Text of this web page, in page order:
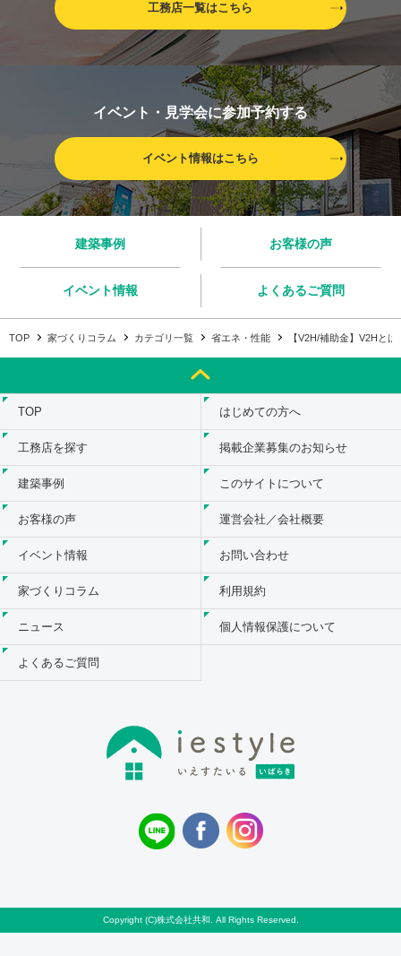
工務店一覧はこちら
イベント・見学会に参加予約する
イベント情報はこちら
建築事例 お客様の声
イベント情報 よくあるご質問
TOP 家づくりコラム カテゴリ一覧 省エネ・性能 【V2H/補助金】V2Hと
TOP
工務店を探す
建築事例
お客様の声
イベント情報
家づくりコラム
ニュース
よくあるご質問
はじめての方へ
掲載企業募集のお知らせ
このサイトについて
運営会社／会社概要
お問い合わせ
利用規約
個人情報保護について
Copyright (C)株式会社共和. All Rights Reserved.